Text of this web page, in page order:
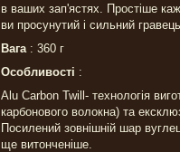
в ваших зап'ястях. Простіше
ви просунутий і сильний
Вага : 360 г
Особливості :
Alu Carbon Twill- технологія
карбонового волокна) та
Посилений зовнішній шар
ще витонченіше.